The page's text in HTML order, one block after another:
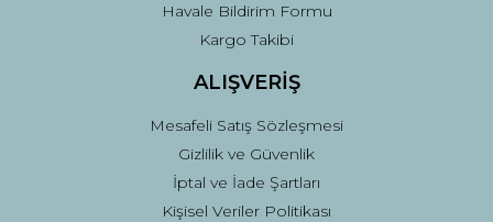
Havale Bildirim Formu
Kargo Takibi
ALIŞVERİŞ
Mesafeli Satış Sözleşmesi
Gizlilik ve Güvenlik
İptal ve İade Şartları
Kişisel Veriler Politikası